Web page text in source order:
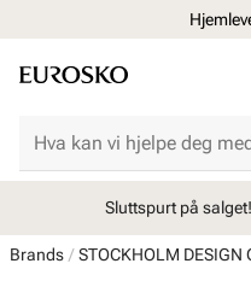
Sluttspurt på
Brands STOCKHOLM DESIGN